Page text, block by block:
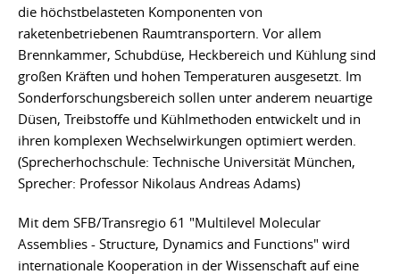
die höchstbelasteten Komponenten von
raketenbetriebenen Raumtransportern. Vor allem
Brennkammer, Schubdüse, Heckbereich und Kühlung sind
großen Kräften und hohen Temperaturen ausgesetzt. Im
Sonderforschungsbereich sollen unter anderem neuartige
Düsen, Treibstoffe und Kühlmethoden entwickelt und in
ihren komplexen Wechselwirkungen optimiert werden.
(Sprecherhochschule: Technische Universität München,
Sprecher: Professor Nikolaus Andreas Adams)
Mit dem SFB/Transregio 61 "Multilevel Molecular
Assemblies - Structure, Dynamics and Functions" wird
internationale Kooperation in der Wissenschaft auf eine